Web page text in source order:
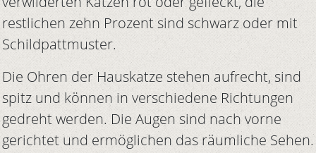
restlichen zehn Prozent sind schwarz oder mit
Schildpattmuster.
Die Ohren der Hauskatze stehen aufrecht, sind
spitz und können in verschiedene Richtungen
gedreht werden. Die Augen sind nach vorne
gerichtet und ermöglichen das räumliche Sehen.